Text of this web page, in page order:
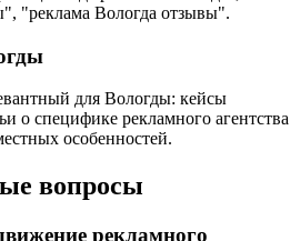
"реклама Вологда отзывы".
для Вологды: кейсы
о специфике рекламного агентства
особенностей.
вопросы
рекламного